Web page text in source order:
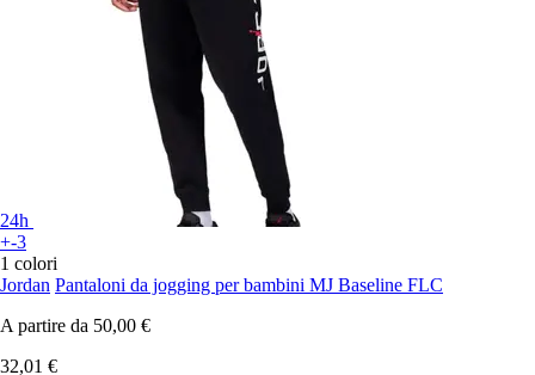
24h
+-3
1 colori
Jordan Pantaloni da jogging per bambini MJ Baseline FLC
A partire da 50,00 €
32,01 €